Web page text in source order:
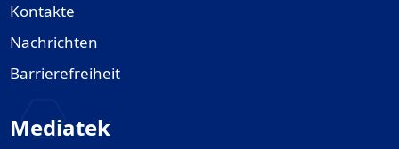
Kontakte
Nachrichten
Barrierefreiheit
Mediatek